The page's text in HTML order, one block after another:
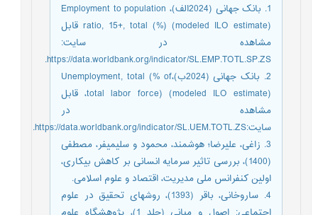
1. بانک جهانی (2024الف)، Employment to population
ratio, 15+, total (%) (modeled ILO estimate) قابل
مشاهده در سایت:
https://data.worldbank.org/indicator/SL.EMP.TOTL.SP.ZS.
2. بانک جهانی (2024ب)،Unemployment, total (% of
total labor force) (modeled ILO estimate)، قابل
مشاهده در
سایت:https://data.worldbank.org/indicator/SL.UEM.TOTL.ZS.
3. زاغی، علیرضا؛ هوشمند، محمود و سلیمی‏فر، مصطفی
(1400)، بررسی تاثیر سرمایه انسانی بر کاهش بیکاری،
اولین کنفرانس ملی مدیریت، اقتصاد و علوم اسلامی.
4. ساروخانی، باقر (1393)، روش‏های تحقیق در علوم